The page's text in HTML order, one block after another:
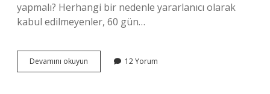
yapmalı? Herhangi bir nedenle yararlanıcı olarak
kabul edilmeyenler, 60 gün…
Devamını okuyun
Sahipliği
12 Yorum